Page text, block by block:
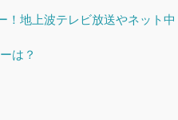
！地上波テレビ放送やネット中
は？